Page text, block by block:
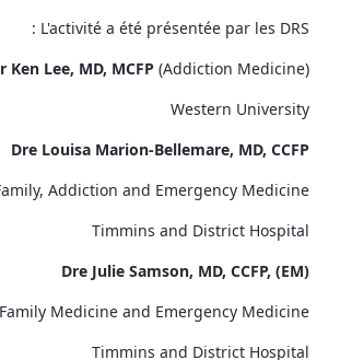
L'activité a été présentée par les DRS :
Ken Lee, MD, MCFP (Addiction Medicine)
Western University
Dre Louisa Marion-Bellemare, MD, CCFP
Addiction and Emergency Medicine
Timmins and District Hospital
Dre Julie Samson, MD, CCFP, (EM)
Family Medicine and Emergency Medicine
Timmins and District Hospital